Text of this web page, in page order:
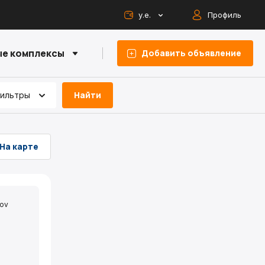
у.е. Профиль
комплексы Добавить объявление
Найти
На карте